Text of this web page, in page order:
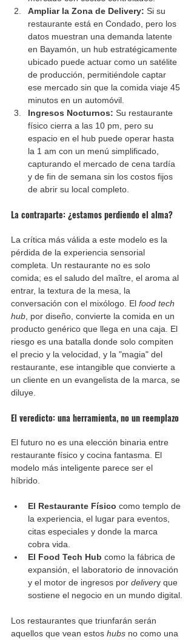
Ampliar la Zona de Delivery: Si su
restaurante está en Condado, pero los
datos muestran una demanda latente
en Bayamón, un hub estratégicamente
ubicado puede actuar como un satélite
de producción, permitiéndole captar
ese mercado sin que la comida viaje 45
minutos en un automóvil.
Ingresos Nocturnos: Su restaurante
físico cierra a las 10 pm, pero su
espacio en el hub puede operar hasta
la 1 am con un menú simplificado,
capturando el mercado de cena tardía
y de fin de semana sin los costos fijos
de abrir su local completo.
La contraparte: ¿estamos perdiendo el alma?
La crítica más válida a este modelo es la
pérdida de la experiencia sensorial
completa. Un restaurante no es solo
comida; es el saludo del maître, el aroma al
entrar, la textura de la mesa, la
conversación con el mixólogo. El food tech
hub , por diseño, convierte la comida en un
producto genérico que llega en una caja. El
riesgo es una batalla donde solo compiten
el precio y la velocidad, y la "magia" del
restaurante, ese intangible que convierte a
un cliente en un evangelista de la marca, se
diluye.
El veredicto: una herramienta, no un reemplazo
El futuro no es una elección binaria entre
restaurante físico y cocina fantasma. El
modelo más inteligente parece ser el
híbrido.
El Restaurante Físico como templo de
la experiencia, el lugar para eventos,
citas especiales y donde la marca
cobra vida.
El Food Tech Hub como la fábrica de
expansión, el laboratorio de innovación
y el motor de ingresos por delivery que
sostiene el negocio en un mundo digital.
Los restaurantes que triunfarán serán
aquellos que vean estos hubs no como una